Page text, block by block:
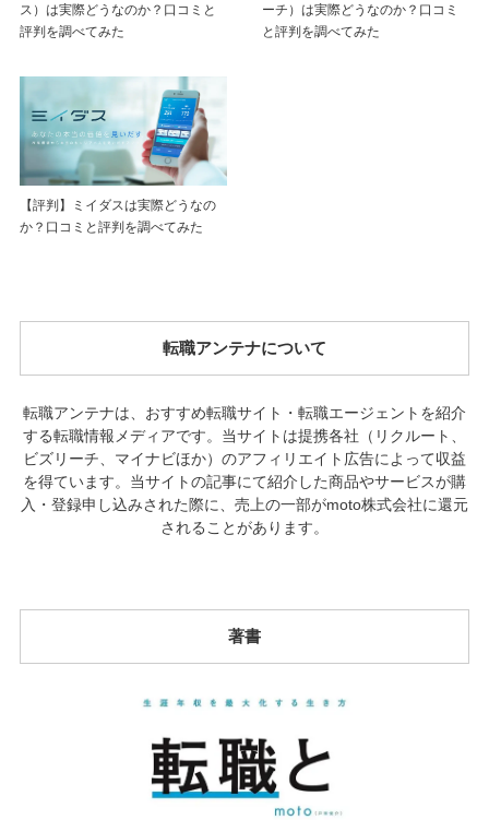
ス）は実際どうなのか？口コミと
評判を調べてみた
ーチ）は実際どうなのか？口コミ
と評判を調べてみた
【評判】ミイダスは実際どうなの
か？口コミと評判を調べてみた
転職アンテナについて
転職アンテナは、おすすめ転職サイト・転職エージェントを紹介
する転職情報メディアです。当サイトは提携各社（リクルート、
ビズリーチ、マイナビほか）のアフィリエイト広告によって収益
を得ています。当サイトの記事にて紹介した商品やサービスが購
入・登録申し込みされた際に、売上の一部がmoto株式会社に還元
されることがあります。
著書